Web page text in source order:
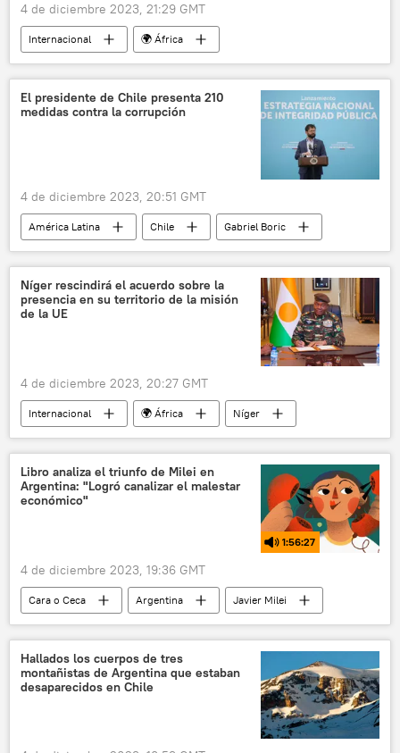
4 de diciembre 2023, 21:29 GMT
Internacional
🌍 África
Vladímir Putin
Burkina Faso
Eritrea
Moscú
Rusia Malí
Sahel
Sahara
Kremlin
El presidente de Chile presenta 210
medidas contra la corrupción
4 de diciembre 2023, 20:51 GMT
América Latina Chile
Gabriel Boric
política
corrupción transparencia
Níger rescindirá el acuerdo sobre la
presencia en su territorio de la misión
de la UE
4 de diciembre 2023, 20:27 GMT
Internacional 🌍 África
Níger
Golpe de Estado en Níger (2023)
seguridad
Unión Europea (UE)
Sahel
Libro analiza el triunfo de Milei en
Argentina: "Logró canalizar el malestar
económico"
1:56:27
4 de diciembre 2023, 19:36 GMT
Cara o Ceca Argentina
Javier Milei
política
Mercosur
Unión Europea (UE)
relaciones internacionales
Francia
Hallados los cuerpos de tres
montañistas de Argentina que estaban
desaparecidos en Chile